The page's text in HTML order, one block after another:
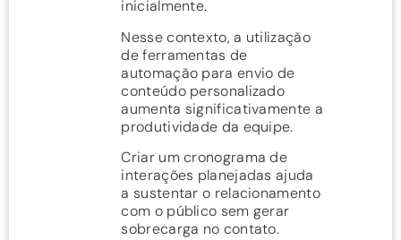
inicialmente.
Nesse contexto, a utilização
de ferramentas de
automação para envio de
conteúdo personalizado
aumenta significativamente a
produtividade da equipe.
Criar um cronograma de
interações planejadas ajuda
a sustentar o relacionamento
com o público sem gerar
sobrecarga no contato.